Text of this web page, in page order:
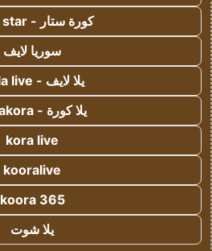
كورة ستار - kora star
سوريا لايف
يلا لايف - yalla live
يلا كورة - yallakora
kora live
kooralive
koora 365
يلا شوت